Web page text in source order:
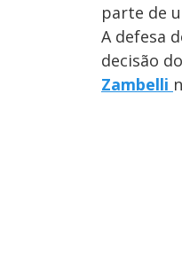
parte de
A defesa
decisão
Zambelli